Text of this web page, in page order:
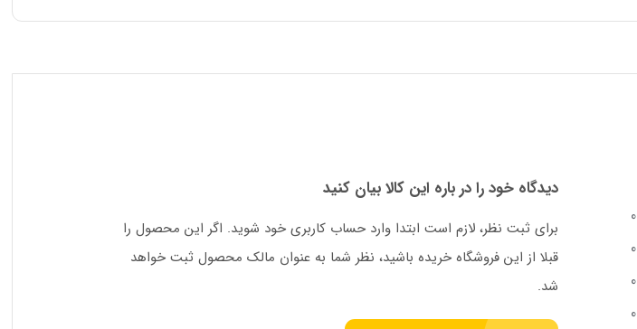
0
0
0
0
دیدگاه خود را در باره این کالا بیان کنید
برای ثبت نظر، لازم است ابتدا وارد حساب کاربری خود شوید. اگر این محصول را
قبلا از این فروشگاه خریده باشید، نظر شما به عنوان مالک محصول ثبت خواهد
شد.